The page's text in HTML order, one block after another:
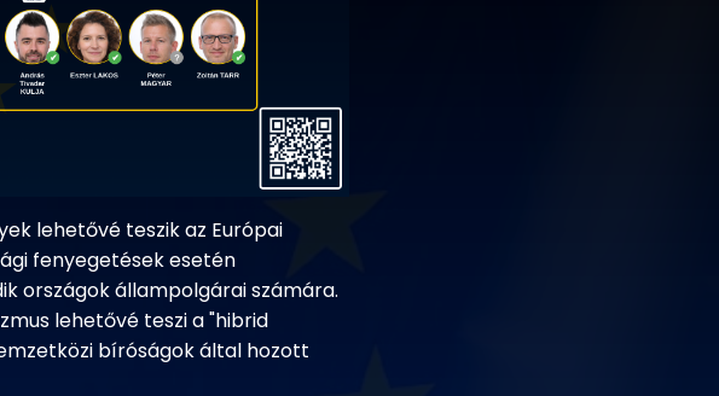
lehetővé teszik az Európai
fenyegetések esetén
országok állampolgárai számára.
lehetővé teszi a "hibrid
bíróságok által hozott